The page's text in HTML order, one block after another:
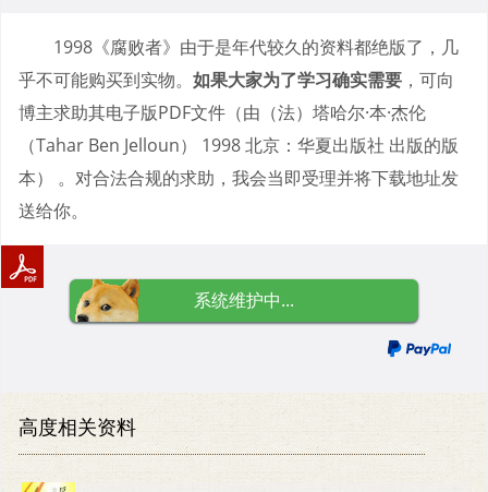
1998《腐败者》由于是年代较久的资料都绝版了，几
乎不可能购买到实物。 如果大家为了学习确实需要 ，可向
博主求助其电子版PDF文件（由（法）塔哈尔·本·杰伦
（Tahar Ben Jelloun） 1998 北京：华夏出版社 出版的版
本） 。对合法合规的求助，我会当即受理并将下载地址发
送给你。
系统维护中...
高度相关资料